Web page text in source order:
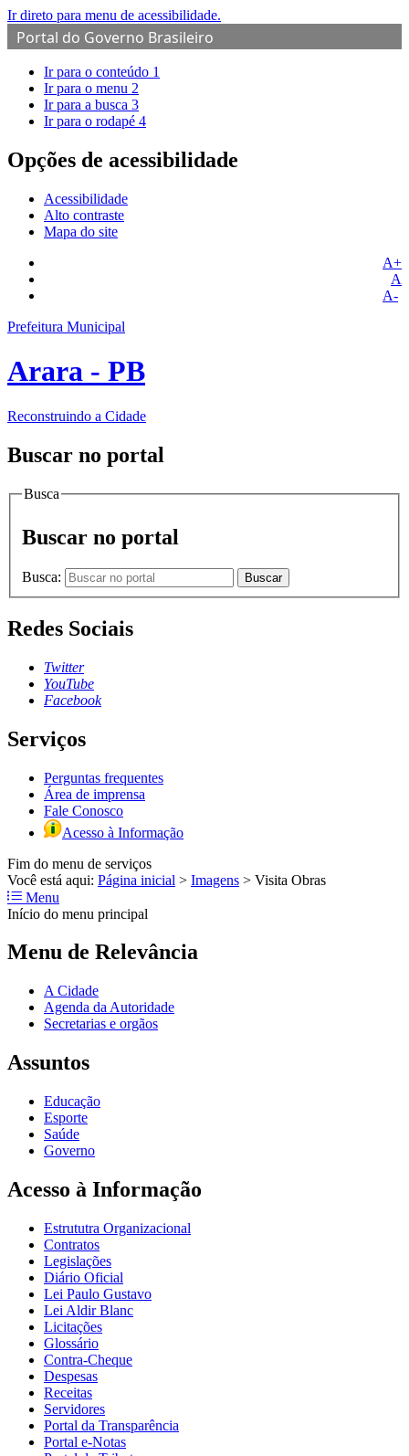
Ir direto para menu de acessibilidade.
Portal do Governo Brasileiro
Ir para o conteúdo 1
Ir para o menu 2
Ir para a busca 3
Ir para o rodapé 4
Opções de acessibilidade
Acessibilidade
Alto contraste
Mapa do site
A+
A
A-
Prefeitura Municipal
Arara - PB
Reconstruindo a Cidade
Buscar no portal
Busca
Buscar no portal
Busca: Buscar
Redes Sociais
Twitter
YouTube
Facebook
Serviços
Perguntas frequentes
Área de imprensa
Fale Conosco
Acesso à Informação
Fim do menu de serviços
Você está aqui: Página inicial > Imagens > Visita Obras
Menu
Início do menu principal
Menu de Relevância
A Cidade
Agenda da Autoridade
Secretarias e orgãos
Assuntos
Educação
Esporte
Saúde
Governo
Acesso à Informação
Estrututra Organizacional
Contratos
Legislações
Diário Oficial
Lei Paulo Gustavo
Lei Aldir Blanc
Licitações
Glossário
Contra-Cheque
Despesas
Receitas
Servidores
Portal da Transparência
Portal e-Notas